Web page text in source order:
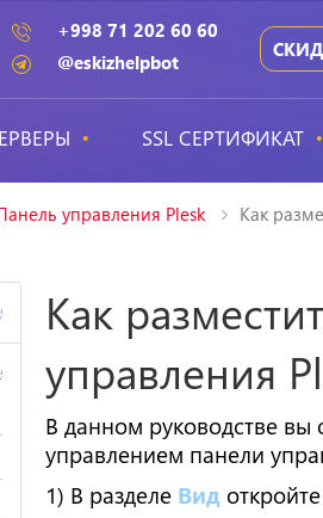
+998 71 202 60 60
@eskizhelpbot
SSL СЕРТИФИКАТ
управления Plesk Как
Как
управления
В данном руководстве вы
управлением панели
1) В разделе Вид